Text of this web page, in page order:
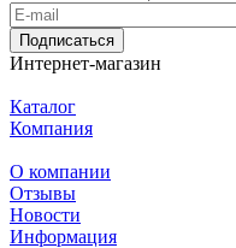
Подписаться
Интернет-магазин
Каталог
Компания
О компании
Отзывы
Новости
Информация